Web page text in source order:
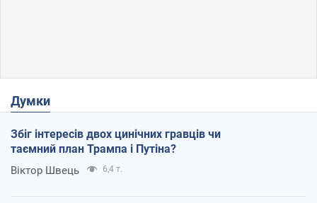
Думки
Збіг інтересів двох цинічних гравців чи
таємний план Трампа і Путіна?
Віктор Швець 6,4 т.